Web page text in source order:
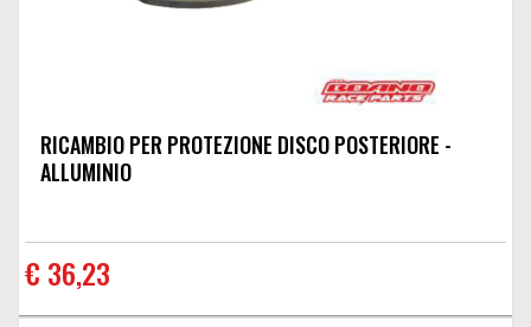
RICAMBIO PER PROTEZIONE DISCO POSTERIORE -
ALLUMINIO
€ 36,23